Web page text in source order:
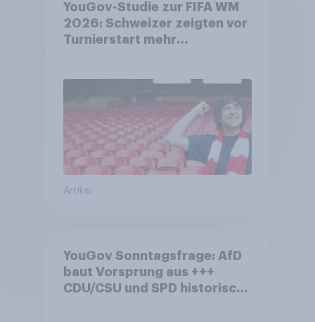
YouGov-Studie zur FIFA WM
2026: Schweizer zeigten vor
Turnierstart mehr
Artikel
YouGov Sonntagsfrage: AfD
baut Vorsprung aus +++
CDU/CSU und SPD historisch